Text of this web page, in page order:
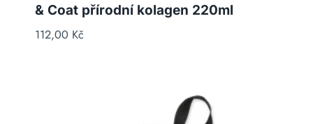
& Coat přírodní kolagen 220ml
112,00 Kč